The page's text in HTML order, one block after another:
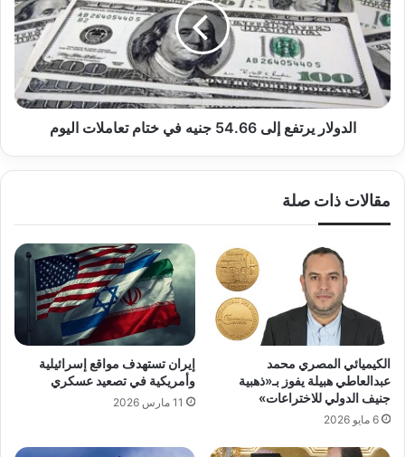
54.66
جنيه
في
ختام
تعاملات
اليوم
الدولار يرتفع إلى 54.66 جنيه في ختام تعاملات اليوم
مقالات ذات صلة
الكيميائي المصري محمد
عبدالعاطي هبيلة يفوز بـ«ذهبية
جنيف الدولي للاختراعات»
6 مايو 2026
إيران تستهدف مواقع إسرائيلية
وأمريكية في تصعيد عسكري
11 مارس 2026